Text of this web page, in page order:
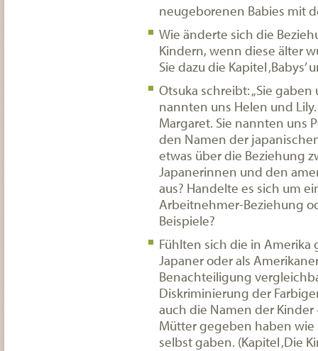
neugeborenen Babies mit
Wie änderte sich die
Kindern, wenn diese älter
Sie dazu die Kapitel ‚Babys’
Otsuka schreibt: „Sie
nannten uns Helen und
Margaret. Sie nannten uns
den Namen der
etwas über die Beziehung
Japanerinnen und den
aus? Handelte es sich um
Arbeitnehmer-Beziehung
Beispiele?
Fühlten sich die in Amerika
Japaner oder als
Benachteiligung
Diskriminierung der
auch die Namen der
Mütter gegeben haben wie
selbst gaben. (Kapitel ‚Die